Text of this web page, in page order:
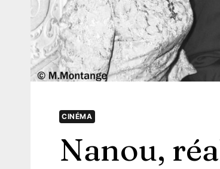
CINÉMA
Nanou,